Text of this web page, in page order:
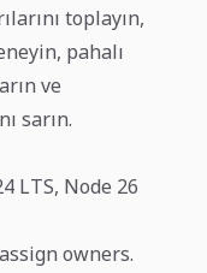
toplayın,
pahalı
ve
sarın.
LTS, Node 26
owners.